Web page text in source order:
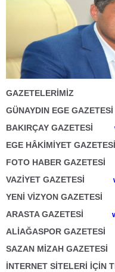
GAZETELERİMİZ
GÜNAYDIN EGE
BAKIRÇAY GAZETESİ
EGE HÂKİMİYET
FOTO HABER
VAZİYET GAZETESİ
YENİ VİZYON
ARASTA GAZETESİ
ALİAĞASPOR
SAZAN MİZAH
İNTERNET SİTELERİ İÇİN